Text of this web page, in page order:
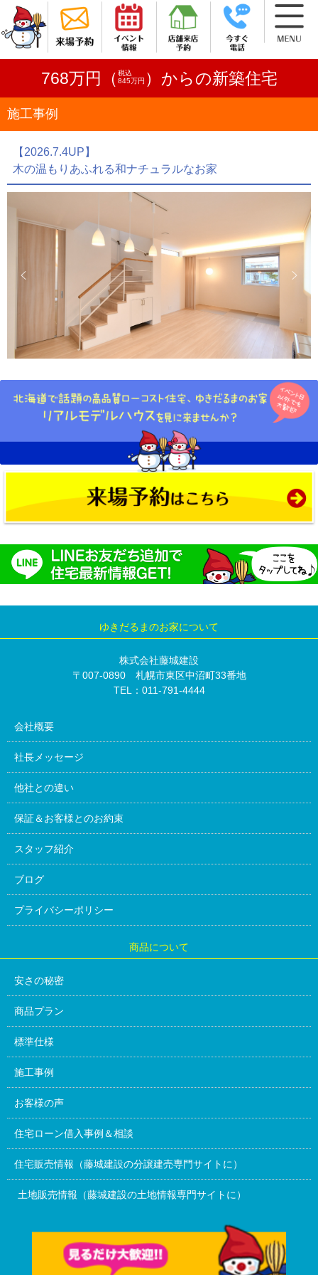
768万円（ 税込
845万円 ）からの新築住宅
施工事例
【2026.7.4UP】
木の温もりあふれる和ナチュラルなお家
ゆきだるまのお家について
株式会社藤城建設
〒007-0890 札幌市東区中沼町33番地
TEL：011-791-4444
会社概要
社長メッセージ
他社との違い
保証＆お客様とのお約束
スタッフ紹介
ブログ
プライバシーポリシー
商品について
安さの秘密
商品プラン
標準仕様
施工事例
お客様の声
住宅ローン借入事例＆相談
住宅販売情報（藤城建設の分譲建売専門サイトに）
土地販売情報（藤城建設の土地情報専門サイトに）